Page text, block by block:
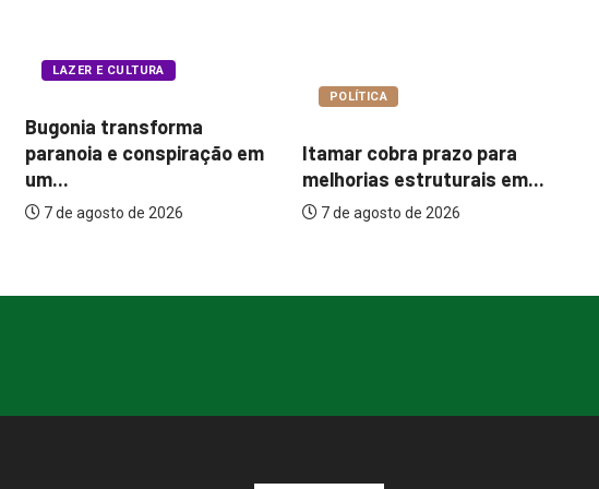
Itamar cobra prazo para
melhorias estruturais em...
7 de agosto de 2026
COTIDIANO
Garimpo Day reúne
brechós, gastronomia e
atrações...